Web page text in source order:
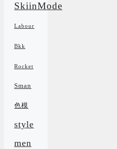
SkiinMode
Labour
Bkk
Rocket
Sman
色模
style
men